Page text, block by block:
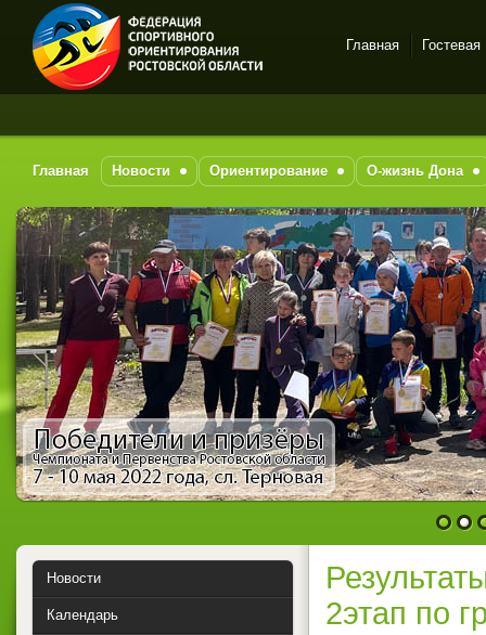
Спортивное
на-Дону
Главная Гостевая
Главная Новости Ориентирование О-жизнь Дона
1 2
2этап по
Новости
Календарь